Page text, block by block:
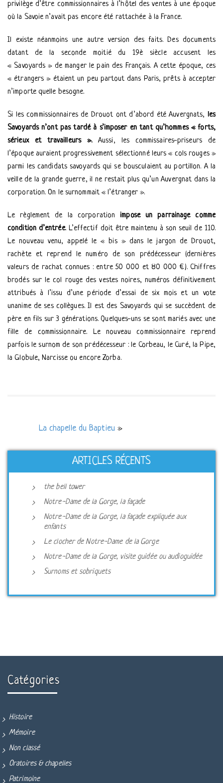
privilège d’être commissionnaires à l’hôtel des ventes à une époque
où la Savoie n’avait pas encore été rattachée à la France.
Il existe néanmoins une autre version des faits. Des documents
datant de la seconde moitié du 19è siècle accusent les
« Savoyards » de manger le pain des Français. A cette époque, ces
« étrangers » étaient un peu partout dans Paris, prêts à accepter
n’importe quelle besogne.
Si les commissionnaires de Drouot ont d’abord été Auvergnats, les
Savoyards n’ont pas tardé à s’imposer en tant qu’hommes « forts,
sérieux et travailleurs ».Aussi, les commissaires-priseurs de
l’époque auraient progressivement sélectionné leurs « cols rouges »
parmi les candidats savoyards qui se bousculaient au portillon. A la
veille de la grande guerre, il ne restait plus qu’un Auvergnat dans la
corporation. On le surnommait « l’étranger ».
Le règlement de la corporationimpose un parrainage comme
condition d’entrée. L’effectif doit être maintenu à son seuil de 110.
Le nouveau venu, appelé le « bis » dans le jargon de Drouot,
rachète et reprend le numéro de son prédécesseur (dernières
valeurs de rachat connues : entre 50 000 et 80 000 €). Chiffres
brodés sur le col rouge des vestes noires, numéros définitivement
attribués à l’issu d’une période d’essai de six mois et un vote
unanime de ses collègues. Il est des Savoyards qui se succèdent de
père en fils sur 3 générations. Quelques-uns se sont mariés avec une
fille de commissionnaire. Le nouveau commissionnaire reprend
parfois le surnom de son prédécesseur : le Corbeau, le Curé, la Pipe,
la Globule, Narcisse ou encore Zorba.
La chapelle du Baptieu»
ARTICLES RÉCENTS
the bell tower
Notre-Dame de la Gorge, la façade
Notre-Dame de la Gorge, la façade expliquée aux
enfants
Le clocher de Notre-Dame de la Gorge
Notre-Dame de la Gorge, visite guidée ou audioguidée
Surnoms et sobriquets
Catégories
Histoire
Mémoire
Non classé
Oratoires & chapelles
Patrimoine